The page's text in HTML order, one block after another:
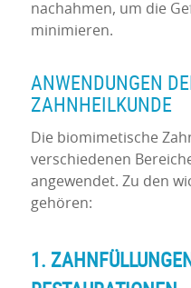
nachahmen, um die
minimieren.
ANWENDUNGEN
ZAHNHEILKUNDE
Die biomimetische
verschiedenen
angewendet. Zu den
gehören:
1.